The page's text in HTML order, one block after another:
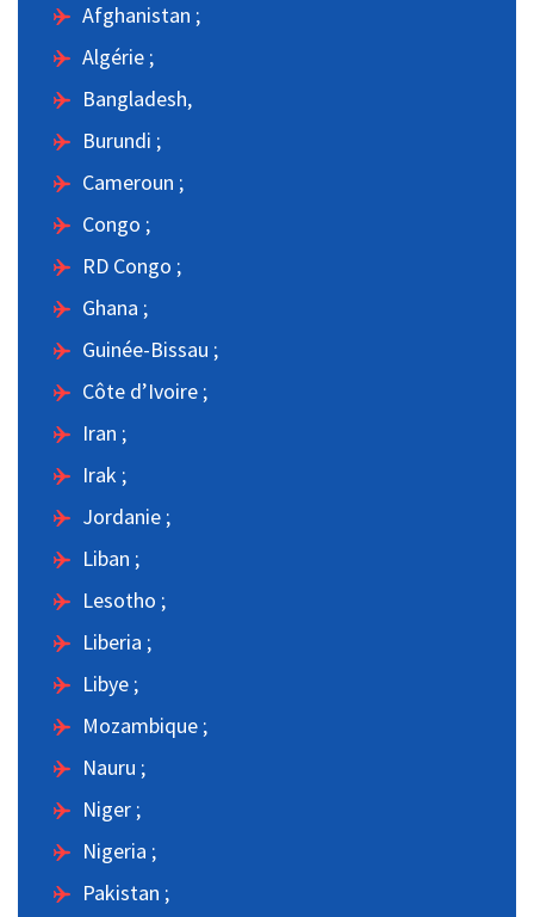
Afghanistan ;
Algérie ;
Bangladesh,
Burundi ;
Cameroun ;
Congo ;
RD Congo ;
Ghana ;
Guinée-Bissau ;
Côte d’Ivoire ;
Iran ;
Irak ;
Jordanie ;
Liban ;
Lesotho ;
Liberia ;
Libye ;
Mozambique ;
Nauru ;
Niger ;
Nigeria ;
Pakistan ;